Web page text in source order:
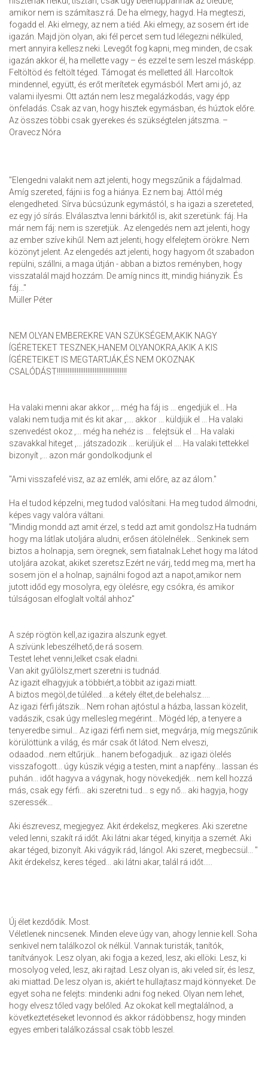
amikor nem is számítasz rá. De ha elmegy, hagyd. Ha megteszi,
fogadd el. Aki elmegy, az nem a tiéd. Aki elmegy, az sosem ért ide
igazán. Majd jön olyan, aki fél percet sem tud lélegezni nélküled,
mert annyira kellesz neki. Levegőt fog kapni, meg minden, de csak
igazán akkor él, ha mellette vagy – és ezzel te sem leszel másképp.
Feltöltöd és feltölt téged. Támogat és melletted áll. Harcoltok
mindennel, együtt, és erőt merítetek egymásból. Mert ami jó, az
valami ilyesmi. Ott aztán nem lesz megalázkodás, vagy épp
önfeladás. Csak az van, hogy hisztek egymásban, és húztok előre.
Az összes többi csak gyerekes és szükségtelen játszma. –
Oravecz Nóra
"Elengedni valakit nem azt jelenti, hogy megszűnik a fájdalmad.
Amíg szereted, fájni is fog a hiánya. Ez nem baj. Attól még
elengedheted. Sírva búcsúzunk egymástól, s ha igazi a szereteted,
ez egy jó sírás. Elválasztva lenni bárkitől is, akit szeretünk: fáj. Ha
már nem fáj: nem is szeretjük.. Az elengedés nem azt jelenti, hogy
az ember szíve kihűl. Nem azt jelenti, hogy elfelejtem örökre. Nem
közönyt jelent. Az elengedés azt jelenti, hogy hagyom őt szabadon
repülni, szállni, a maga útján - abban a biztos reményben, hogy
visszatalál majd hozzám. De amíg nincs itt, mindig hiányzik. És
fáj..."
Müller Péter
NEM OLYAN EMBEREKRE VAN SZÜKSÉGEM,AKIK NAGY
ÍGÉRETEKET TESZNEK,HANEM OLYANOKRA,AKIK A KIS
ÍGÉRETEIKET IS MEGTARTJÁK,ÉS NEM OKOZNAK
CSALÓDÁST!!!!!!!!!!!!!!!!!!!!!!!!!!!!!!!!!!!!!!!
Ha valaki menni akar akkor ,... még ha fáj is ... engedjük el... Ha
valaki nem tudja mit és kit akar ,.... akkor ... küldjük el ... Ha valaki
szenvedést okoz ,... még ha nehéz is ... felejtsük el ... Ha valaki
szavakkal hiteget ,... játszadozik ... kerüljük el .... Ha valaki tettekkel
bizonyít ,... azon már gondolkodjunk el
"Ami visszafelé visz, az az emlék, ami előre, az az álom."
Ha el tudod képzelni, meg tudod valósítani. Ha meg tudod álmodni,
képes vagy valóra váltani.
"Mindig mondd azt amit érzel, s tedd azt amit gondolsz.Ha tudnám
hogy ma látlak utoljára aludni, erősen átölelnélek... Senkinek sem
biztos a holnapja, sem öregnek, sem fiatalnak.Lehet hogy ma látod
utoljára azokat, akiket szeretsz.Ezért ne várj, tedd meg ma, mert ha
sosem jön el a holnap, sajnálni fogod azt a napot,amikor nem
jutott időd egy mosolyra, egy ölelésre, egy csókra, és amikor
túlságosan elfoglalt voltál ahhoz"
A szép rögtön kell,az igazira alszunk egyet.
A szívünk lebeszélhető,de rá sosem.
Testet lehet venni,lelket csak eladni.
Van akit gyűlölsz,mert szeretni is tudnád.
Az igazit elhagyjuk a többiért,a többit az igazi miatt.
A biztos megöl,de túléled....a kétely éltet,de belehalsz.....
Az igazi férfi játszik... Nem rohan ajtóstul a házba, lassan közelit,
vadászik, csak úgy mellesleg megérint... Mögéd lép, a tenyere a
tenyeredbe simul… Az igazi férfi nem siet, megvárja, míg megszűnik
körülöttünk a világ, és már csak őt látod. Nem elveszi,
odaadod...nem eltűrjük... hanem befogadjuk... az igazi ölelés
visszafogott... úgy kúszik végig a testen, mint a napfény... lassan és
puhán... időt hagyva a vágynak, hogy növekedjék... nem kell hozzá
más, csak egy férfi... aki szeretni tud... s egy nő... aki hagyja, hogy
szeressék...
Aki észrevesz, megjegyez. Akit érdekelsz, megkeres. Aki szeretne
veled lenni, szakít rá időt. Aki látni akar téged, kinyitja a szemét. Aki
akar téged, bizonyít. Aki vágyik rád, lángol. Aki szeret, megbecsül... "
Akit érdekelsz, keres téged... aki látni akar, talál rá időt.....
Új élet kezdődik. Most.
Véletlenek nincsenek. Minden eleve úgy van, ahogy lennie kell. Soha
senkivel nem találkozol ok nélkül. Vannak turisták, tanítók,
tanítványok. Lesz olyan, aki fogja a kezed, lesz, aki ellöki. Lesz, ki
mosolyog veled, lesz, aki rajtad. Lesz olyan is, aki veled sír, és lesz,
aki miattad. De lesz olyan is, akiért te hullajtasz majd könnyeket. De
egyet soha ne felejts: mindenki adni fog neked. Olyan nem lehet,
hogy elvesz tőled vagy belőled. Az okokat kell megtalálnod, a
következtetéseket levonnod és akkor rádöbbensz, hogy minden
egyes emberi találkozással csak több leszel.